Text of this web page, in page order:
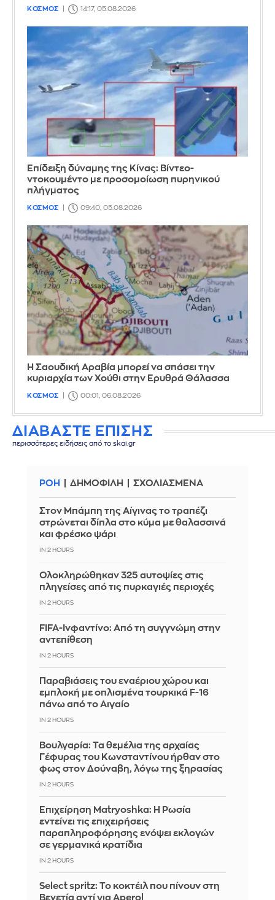
ΚΟΣΜΟΣ 14:17, 05.08.2026
Επίδειξη δύναμης της Κίνας: Βίντεο-
ντοκουμέντο με προσομοίωση πυρηνικού
πλήγματος
ΚΟΣΜΟΣ 09:40, 05.08.2026
Η Σαουδική Αραβία μπορεί να σπάσει την
κυριαρχία των Χούθι στην Ερυθρά Θάλασσα
ΚΟΣΜΟΣ 00:01, 06.08.2026
ΔΙΑΒΑΣΤΕ ΕΠΙΣΗΣ
περισσότερες ειδήσεις από το skai.gr
ΡΟΗ ΔΗΜΟΦΙΛΗ ΣΧΟΛΙΑΣΜΕΝΑ
Στον Μπάμπη της Αίγινας το τραπέζι
στρώνεται δίπλα στο κύμα με θαλασσινά
και φρέσκο ψάρι
IN 2 HOURS
Ολοκληρώθηκαν 325 αυτοψίες στις
πληγείσες από τις πυρκαγιές περιοχές
IN 2 HOURS
FIFA-Ινφαντίνο: Από τη συγγνώμη στην
αντεπίθεση
IN 2 HOURS
Παραβιάσεις του εναέριου χώρου και
εμπλοκή με οπλισμένα τουρκικά F-16
πάνω από το Αιγαίο
IN 2 HOURS
Βουλγαρία: Τα θεμέλια της αρχαίας
Γέφυρας του Κωνσταντίνου ήρθαν στο
φως στον Δούναβη, λόγω της ξηρασίας
IN 2 HOURS
Επιχείρηση Matryoshka: Η Ρωσία
εντείνει τις επιχειρήσεις
παραπληροφόρησης ενόψει εκλογών
σε γερμανικά κρατίδια
IN 2 HOURS
Select spritz: Το κοκτέιλ που πίνουν στη
Βενετία αντί για Aperol